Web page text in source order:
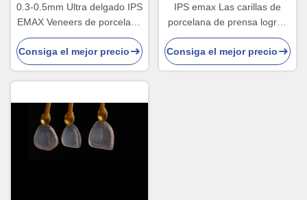
0.3-0.5mm Ultra delgado IPS
EMAX Veneers de porcelana
para el cambio de imagen
de la sonrisa estética
Consiga el mejor precio
IPS emax Las carillas de
porcelana de prensa logran
una sonrisa natural y
radiante
Consiga el mejor precio